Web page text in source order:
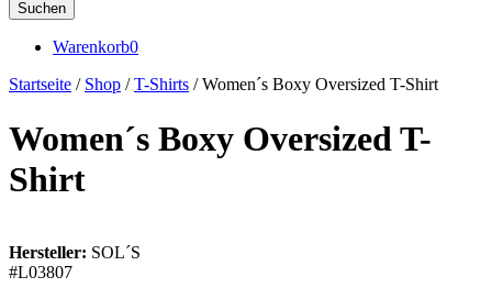
Warenkorb0
Startseite / Shop /T-Shirts / Women´s Boxy Oversized T-Shirt
Women´s Boxy Oversized T-
Shirt
Hersteller: SOL´S
#L03807